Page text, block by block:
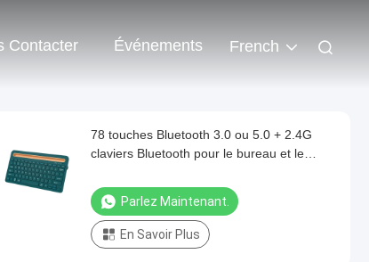
Contacter Événements French
78 touches Bluetooth 3.0 ou 5.0 + 2.4G
claviers Bluetooth pour le bureau et le
Parlez Maintenant.
En Savoir Plus